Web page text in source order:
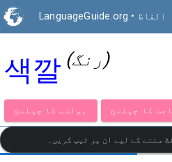
LanguageGuide.org • الفاظ
색깔 (رنگ)
بولنے کا چیلنج چیلنج
سننے کے لیے ان پر ٹیپ کریں۔